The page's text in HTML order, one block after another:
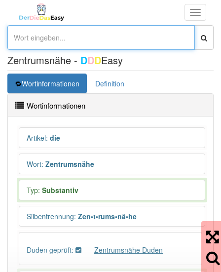
Toggle
Zentrumsnähe - DDDEasy
Wortinformationen Definition
Wortinformationen
Artikel: die
Wort: Zentrumsnähe
Typ: Substantiv
Silbentrennung: Zen•t•rums•nä•he
Duden geprüft: Zentrumsnähe Duden